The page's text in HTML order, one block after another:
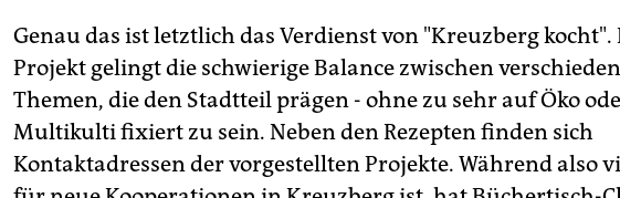
Genau das ist letztlich das Verdienst von "Kreuzberg kocht".
Projekt gelingt die schwierige Balance zwischen
Themen, die den Stadtteil prägen - ohne zu sehr auf Öko
Multikulti fixiert zu sein. Neben den Rezepten finden sich
Kontaktadressen der vorgestellten Projekte. Während also